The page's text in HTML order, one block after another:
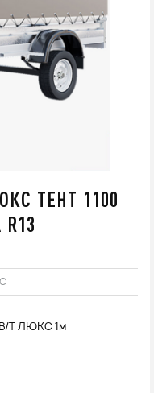
ТЕНТ 1100
Т ЛЮКС 1м